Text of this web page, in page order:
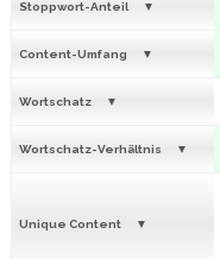
Stoppwort-Anteil
Content-Umfang
Wortschatz
Wortschatz-Verhältnis
Unique Content